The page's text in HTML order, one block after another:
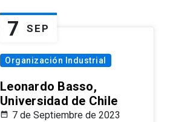
7 SEP
Organización Industrial
Leonardo Basso,
Universidad de Chile
7 de Septiembre de 2023